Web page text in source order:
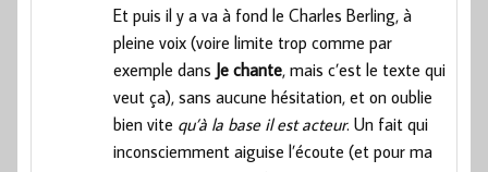
Et puis il y a va à fond le Charles Berling, à
pleine voix (voire limite trop comme par
exemple dans Je chante, mais c’est le texte qui
veut ça), sans aucune hésitation, et on oublie
bien vite qu’à la base il est acteur. Un fait qui
inconsciemment aiguise l’écoute (et pour ma